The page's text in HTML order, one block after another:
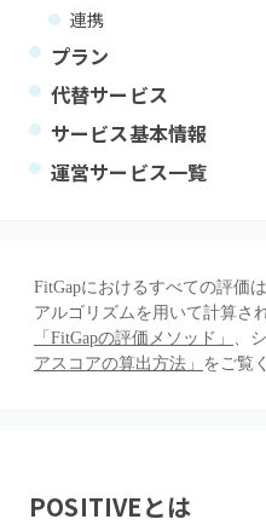
連携
プラン
代替サービス
サービス基本情報
運営サービス一覧
FitGapにおけるすべての評価
アルゴリズムを用いて計算さ
「FitGapの評価メソッド」 、
アスコアの算出方法」 をご覧
POSITIVEとは